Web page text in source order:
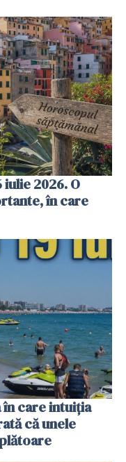
2026. O
în care
în care intuiția
că unele